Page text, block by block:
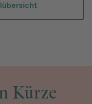
Kürze